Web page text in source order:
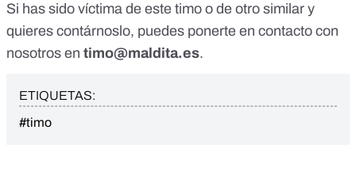
Si has sido víctima de este timo o de otro similar y
quieres contárnoslo, puedes ponerte en contacto con
nosotros en timo@maldita.es.
ETIQUETAS:
#timo